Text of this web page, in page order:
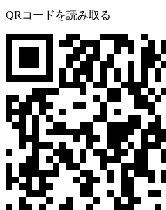
QRコードを読み取る